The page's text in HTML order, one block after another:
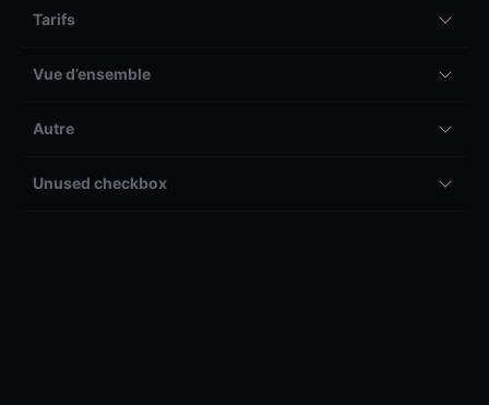
Tarifs
Vue d’ensemble
Autre
Unused checkbox